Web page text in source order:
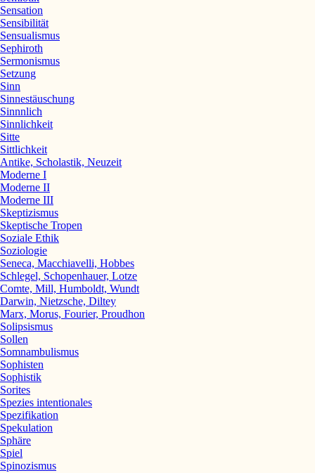
Sensation
Sensibilität
Sensualismus
Sephiroth
Sermonismus
Setzung
Sinn
Sinnestäuschung
Sinnnlich
Sinnlichkeit
Sitte
Sittlichkeit
Antike, Scholastik, Neuzeit
Moderne I
Moderne II
Moderne III
Skeptizismus
Skeptische Tropen
Soziale Ethik
Soziologie
Seneca, Macchiavelli, Hobbes
Schlegel, Schopenhauer, Lotze
Comte, Mill, Humboldt, Wundt
Darwin, Nietzsche, Diltey
Marx, Morus, Fourier, Proudhon
Solipsismus
Sollen
Somnambulismus
Sophisten
Sophistik
Sorites
Spezies intentionales
Spezifikation
Spekulation
Sphäre
Spiel
Spinozismus